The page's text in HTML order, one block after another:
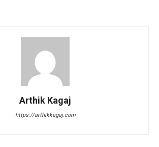
Arthik Kagaj
https://arthikkagaj.com